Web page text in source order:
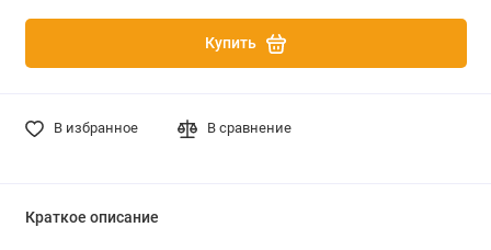
Купить
В избранное В сравнение
Краткое описание